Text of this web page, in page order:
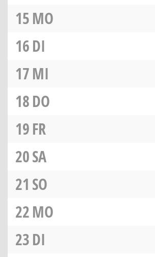
15MO
16DI
17MI
18DO
19FR
20SA
21 SO
22MO
23DI